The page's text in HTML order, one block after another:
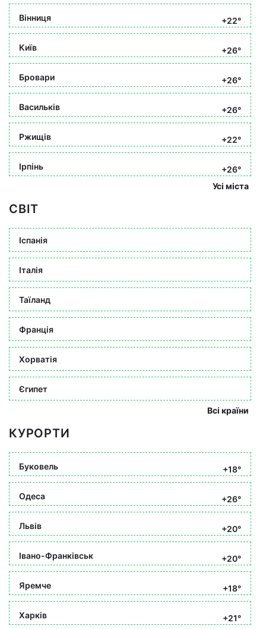
Вінниця +22°
Київ +26°
Бровари +26°
Васильків +26°
Ржищів +22°
Ірпінь
+26°
Усі міста
СВІТ
Іспанія
Італія
Таїланд
Франція
Хорватія
Єгипет
Всі країни
КУРОРТИ
Буковель +18°
Одеса +26°
Львів +20°
Івано-Франківськ +20°
Яремче +18°
Харків
+21°